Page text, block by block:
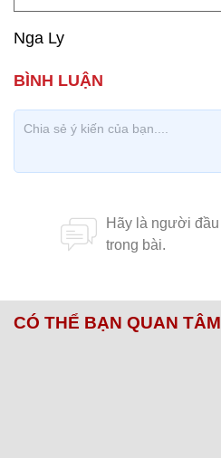
Nga Ly
CÓ THỂ BẠN QUAN TÂM